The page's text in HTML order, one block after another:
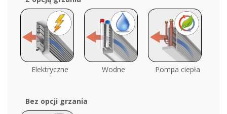
Elektryczne Wodne Pompa ciepła
Bez opcji grzania